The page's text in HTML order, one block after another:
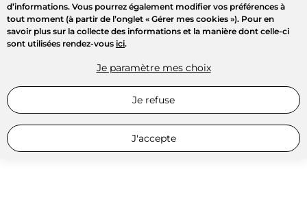
d’informations. Vous pourrez également modifier vos préférences à
tout moment (à partir de l’onglet « Gérer mes cookies »). Pour en
savoir plus sur la collecte des informations et la manière dont celle-ci
sont utilisées rendez-vous ici.
Je paramètre mes choix
Je refuse
J'accepte